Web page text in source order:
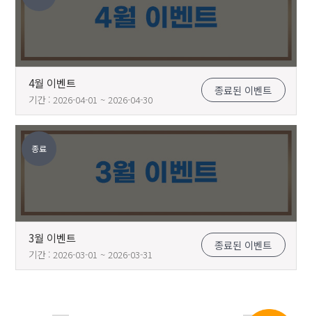
4월 이벤트
기간 : 2026-04-01 ~ 2026-04-30
종료된 이벤트
종료
3월 이벤트
기간 : 2026-03-01 ~ 2026-03-31
종료된 이벤트